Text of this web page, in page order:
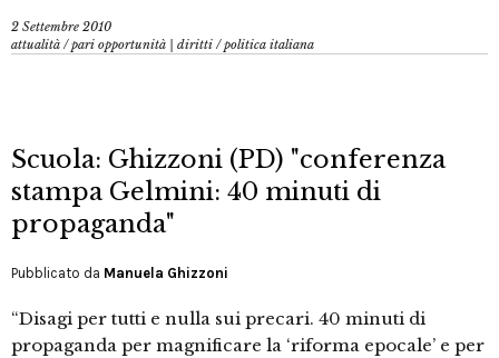
2 Settembre 2010
attualità /pari opportunità | diritti /politica italiana
Scuola: Ghizzoni (PD) "conferenza
stampa Gelmini: 40 minuti di
propaganda"
Pubblicato da Manuela Ghizzoni
“Disagi per tutti e nulla sui precari. 40 minuti di
propaganda per magnificare la ‘riforma epocale’ e per